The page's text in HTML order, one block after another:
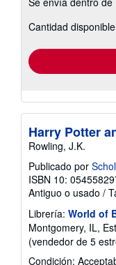
Cantidad
Harry Potter
Rowling, J.K.
Publicado por
ISBN 10:
Antiguo o usado /
Librería: World of
Montgomery, IL,
(vendedor de 5
Condición: